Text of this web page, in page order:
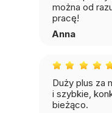
można od
pracę!
Anna
Duży plus za
i szybkie,
bieżąco.